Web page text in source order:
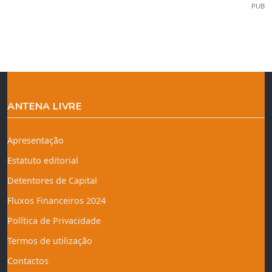
PUB
ANTENA LIVRE
Apresentação
Estatuto editorial
Detentores de Capital
Fluxos Financeiros 2024
Política de Privacidade
Termos de utilização
Contactos